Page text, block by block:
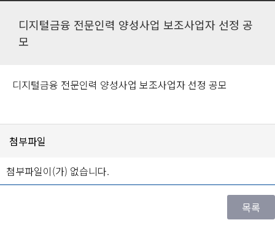
디지털금융 전문인력 양성사업 보조사업자 선정 공
모
디지털금융 전문인력 양성사업 보조사업자 선정 공모
첨부파일
첨부파일이(가) 없습니다.